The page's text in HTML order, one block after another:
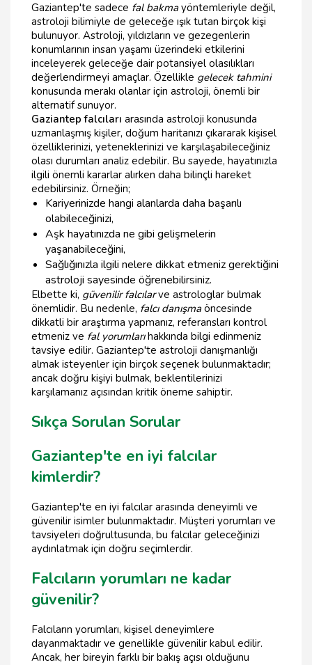
Gaziantep'te sadece fal bakmayöntemleriyle değil,
astroloji bilimiyle de geleceğe ışık tutan birçok kişi
bulunuyor. Astroloji, yıldızların ve gezegenlerin
konumlarının insan yaşamı üzerindeki etkilerini
inceleyerek geleceğe dair potansiyel olasılıkları
değerlendirmeyi amaçlar. Özellikle gelecek tahmini
konusunda merakı olanlar için astroloji, önemli bir
alternatif sunuyor.
Gaziantep falcıları arasında astroloji konusunda
uzmanlaşmış kişiler, doğum haritanızı çıkararak kişisel
özelliklerinizi, yeteneklerinizi ve karşılaşabileceğiniz
olası durumları analiz edebilir. Bu sayede, hayatınızla
ilgili önemli kararlar alırken daha bilinçli hareket
edebilirsiniz. Örneğin;
Kariyerinizde hangi alanlarda daha başarılı
olabileceğinizi,
Aşk hayatınızda ne gibi gelişmelerin
yaşanabileceğini,
Sağlığınızla ilgili nelere dikkat etmeniz gerektiğini
astroloji sayesinde öğrenebilirsiniz.
Elbette ki, güvenilir falcılarve astrologlar bulmak
önemlidir. Bu nedenle, falcı danışmaöncesinde
dikkatli bir araştırma yapmanız, referansları kontrol
etmeniz ve fal yorumlarıhakkında bilgi edinmeniz
tavsiye edilir. Gaziantep'te astroloji danışmanlığı
almak isteyenler için birçok seçenek bulunmaktadır;
ancak doğru kişiyi bulmak, beklentilerinizi
karşılamanız açısından kritik öneme sahiptir.
Sıkça Sorulan Sorular
Gaziantep'te en iyi falcılar
kimlerdir?
Gaziantep'te en iyi falcılar arasında deneyimli ve
güvenilir isimler bulunmaktadır. Müşteri yorumları ve
tavsiyeleri doğrultusunda, bu falcılar geleceğinizi
aydınlatmak için doğru seçimlerdir.
Falcıların yorumları ne kadar
güvenilir?
Falcıların yorumları, kişisel deneyimlere
dayanmaktadır ve genellikle güvenilir kabul edilir.
Ancak, her bireyin farklı bir bakış açısı olduğunu